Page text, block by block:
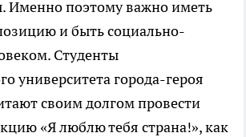
Именно поэтому важно иметь
и быть социально-
Студенты
университета города-героя
своим долгом провести
«Я люблю тебя страна!», как